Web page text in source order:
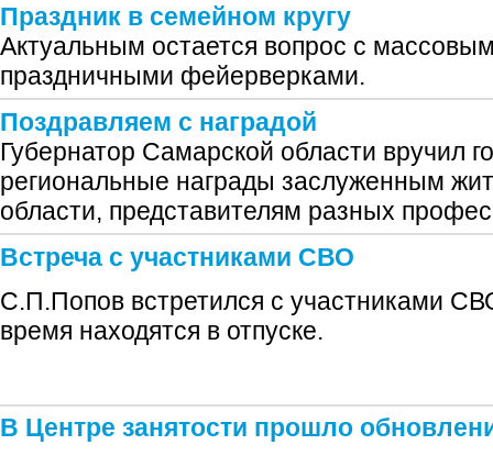
Праздник в семейном кругу
Актуальным остается вопрос с
праздничными фейерверками.
Поздравляем с наградой
Губернатор Самарской области вручил
региональные награды заслуженным
области, представителям разных
Встреча с участниками СВО
С.П.Попов встретился с участниками
время находятся в отпуске.
В Центре занятости прошло